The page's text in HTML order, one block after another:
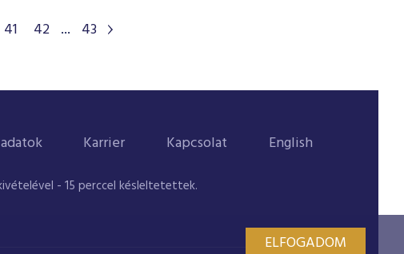
41 42 ... 43
Karrier Kapcsolat English
- 15 perccel késleltetettek.
ELFOGADOM